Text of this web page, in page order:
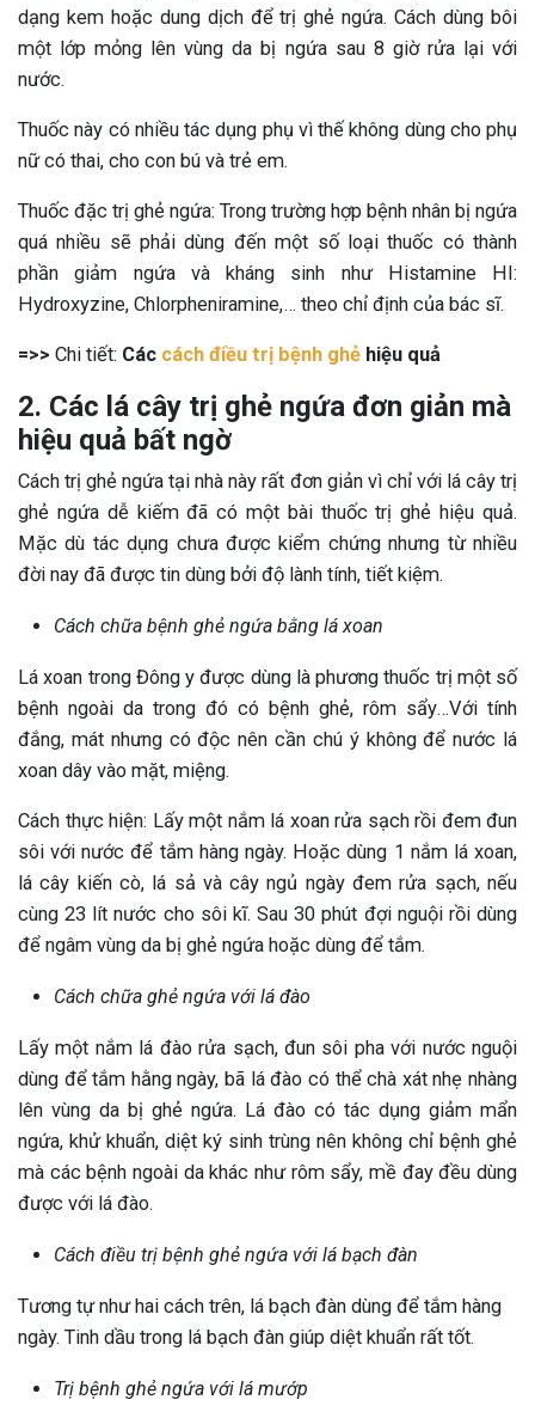
dạng kem hoặc dung dịch để trị ghẻ ngứa. Cách dùng bôi
một lớp mỏng lên vùng da bị ngứa sau 8 giờ rửa lại với
nước.
Thuốc này có nhiều tác dụng phụ vì thế không dùng cho phụ
nữ có thai, cho con bú và trẻ em.
Thuốc đặc trị ghẻ ngứa: Trong trường hợp bệnh nhân bị ngứa
quá nhiều sẽ phải dùng đến một số loại thuốc có thành
phần giảm ngứa và kháng sinh như Histamine HI:
Hydroxyzine, Chlorpheniramine,… theo chỉ định của bác sĩ.
=>> Chi tiết: Các cách điều trị bệnh ghẻ hiệu quả
2. Các lá cây trị ghẻ ngứa đơn giản mà
hiệu quả bất ngờ
Cách trị ghẻ ngứa tại nhà này rất đơn giản vì chỉ với lá cây trị
ghẻ ngứa dễ kiếm đã có một bài thuốc trị ghẻ hiệu quả.
Mặc dù tác dụng chưa được kiểm chứng nhưng từ nhiều
đời nay đã được tin dùng bởi độ lành tính, tiết kiệm.
Cách chữa bệnh ghẻ ngứa bằng lá xoan
Lá xoan trong Đông y được dùng là phương thuốc trị một số
bệnh ngoài da trong đó có bệnh ghẻ, rôm sẩy…Với tính
đắng, mát nhưng có độc nên cần chú ý không để nước lá
xoan dây vào mặt, miệng.
Cách thực hiện: Lấy một nắm lá xoan rửa sạch rồi đem đun
sôi với nước để tắm hàng ngày. Hoặc dùng 1 nắm lá xoan,
lá cây kiến cò, lá sả và cây ngủ ngày đem rửa sạch, nếu
cùng 23 lít nước cho sôi kĩ. Sau 30 phút đợi nguội rồi dùng
để ngâm vùng da bị ghẻ ngứa hoặc dùng để tắm.
Cách chữa ghẻ ngứa với lá đào
Lấy một nắm lá đào rửa sạch, đun sôi pha với nước nguội
dùng để tắm hằng ngày, bã lá đào có thể chà xát nhẹ nhàng
lên vùng da bị ghẻ ngứa. Lá đào có tác dụng giảm mẩn
ngứa, khử khuẩn, diệt ký sinh trùng nên không chỉ bệnh ghẻ
mà các bệnh ngoài da khác như rôm sẩy, mề đay đều dùng
được với lá đào.
Cách điều trị bệnh ghẻ ngứa với lá bạch đàn
Tương tự như hai cách trên, lá bạch đàn dùng để tắm hàng
ngày. Tinh dầu trong lá bạch đàn giúp diệt khuẩn rất tốt.
Trị bệnh ghẻ ngứa với lá mướp